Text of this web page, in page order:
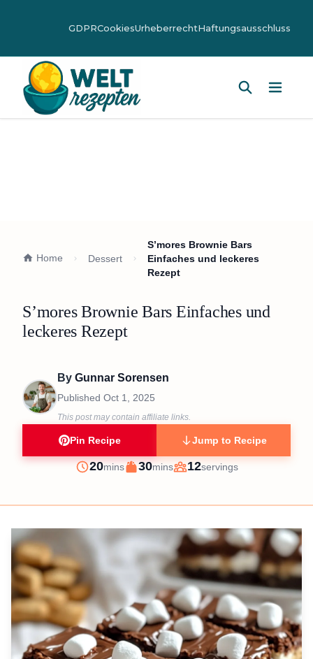
GDPRCookiesUrheberrechtHaftungsausschluss
Home Dessert
S’mores Brownie Bars
Einfaches und leckeres
Rezept
S’mores Brownie Bars Einfaches und
leckeres Rezept
By Gunnar Sorensen
Published Oct 1, 2025
This post may contain affiliate links.
Pin Recipe Jump to Recipe
Prep
20minutes
mins
Cook
30minutes
mins
Servings
12servings